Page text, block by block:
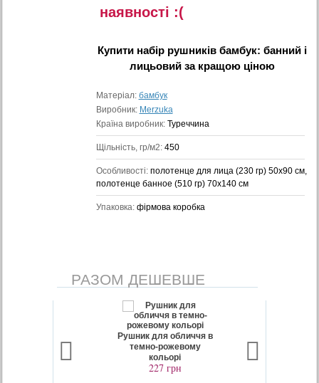
наявностi :(
Купити набір рушників бамбук: банний і
лицьовийза кращою ціною
Матеріал: бамбук
Виробник: Merzuka
Країна виробник: Туреччина
Щільність, гр/м2: 450
Особливості: полотенце для лица (230 гр) 50x90 см,
полотенце банное (510 гр) 70x140 см
Упаковка: фірмова коробка
РАЗОМ ДЕШЕВШЕ
Рушник для обличчя в
темно-рожевому
кольорі
227 грн